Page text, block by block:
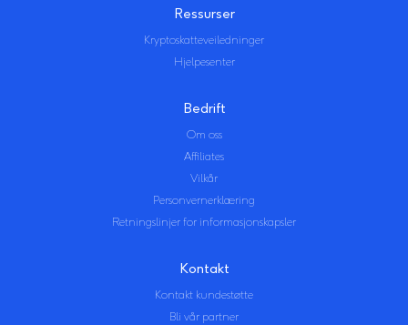
Ressurser
Kryptoskatteveiledninger
Hjelpesenter
Bedrift
Om oss
Affiliates
Vilkår
Personvernerklæring
Retningslinjer for informasjonskapsler
Kontakt
Kontakt kundestøtte
Bli vår partner